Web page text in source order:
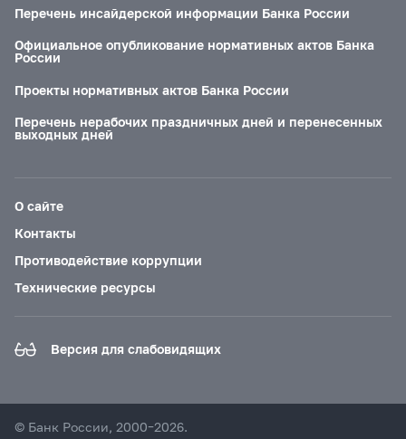
Перечень инсайдерской информации Банка России
Официальное опубликование нормативных актов Банка
России
Проекты нормативных актов Банка России
Перечень нерабочих праздничных дней и перенесенных
выходных дней
О сайте
Контакты
Противодействие коррупции
Технические ресурсы
Версия для слабовидящих
© Банк России, 2000–2026.